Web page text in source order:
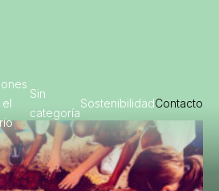
Sin
categoría
SostenibilidadContacto